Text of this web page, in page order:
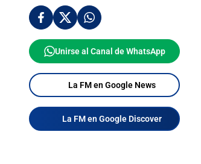
Unirse al Canal de WhatsApp
La FM en Google News
La FM en Google Discover